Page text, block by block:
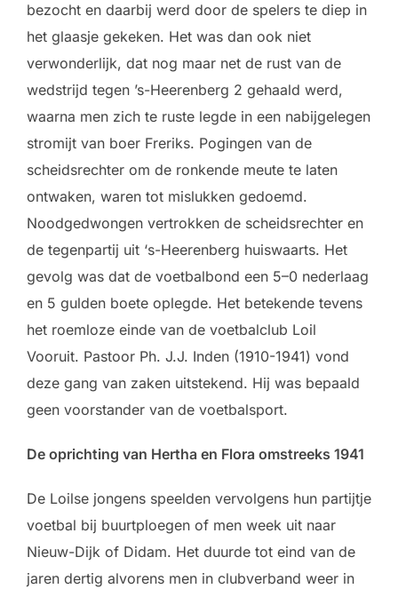
bezocht en daarbij werd door de spelers te diep in
het glaasje gekeken. Het was dan ook niet
verwonderlijk, dat nog maar net de rust van de
wedstrijd tegen ’s-Heerenberg 2 gehaald werd,
waarna men zich te ruste legde in een nabijgelegen
stromijt van boer Freriks. Pogingen van de
scheidsrechter om de ronkende meute te laten
ontwaken, waren tot mislukken gedoemd.
Noodgedwongen vertrokken de scheidsrechter en
de tegenpartij uit ‘s-Heerenberg huiswaarts. Het
gevolg was dat de voetbalbond een 5–0 nederlaag
en 5 gulden boete oplegde. Het betekende tevens
het roemloze einde van de voetbalclub Loil
Vooruit. Pastoor Ph. J.J. Inden (1910-1941) vond
deze gang van zaken uitstekend. Hij was bepaald
geen voorstander van de voetbalsport.
De oprichting van Hertha en Flora omstreeks 1941
De Loilse jongens speelden vervolgens hun partijtje
voetbal bij buurtploegen of men week uit naar
Nieuw-Dijk of Didam. Het duurde tot eind van de
jaren dertig alvorens men in clubverband weer in